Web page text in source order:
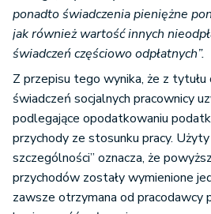
ponadto świadczenia pieniężne
jak również wartość innych
świadczeń częściowo odpłatnych”.
Z przepisu tego wynika, że z
świadczeń socjalnych pracownicy
podlegające opodatkowaniu
przychody ze stosunku pracy.
szczególności” oznacza, że
przychodów zostały wymienione
zawsze otrzymana od pracodawcy